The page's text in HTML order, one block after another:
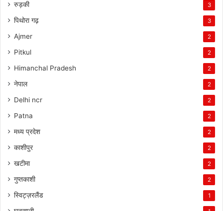
रुड़की 3
पिथोरा गढ़ 3
Ajmer 2
Pitkul 2
Himanchal Pradesh 2
नेपाल 2
Delhi ncr 2
Patna 2
मध्य प्रदेश 2
काशीपुर 2
खटीमा 2
गुप्तकाशी 2
स्विट्ज़रलैंड 1